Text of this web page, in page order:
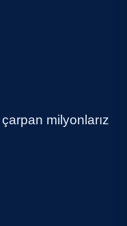
milyonlarız